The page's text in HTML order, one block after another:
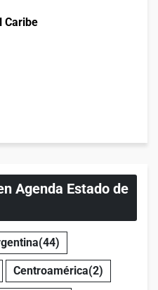
Caribe
Agenda Estado de
(44)
Centroamérica(2)